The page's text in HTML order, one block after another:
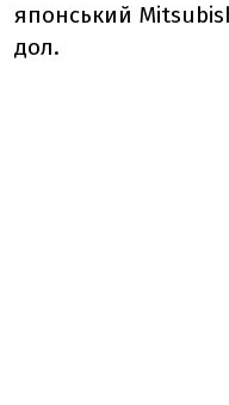
японський
дол.